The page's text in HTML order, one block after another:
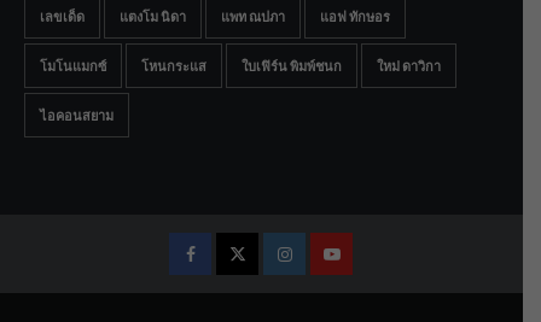
เลขเด็ด แตงโม นิดา แพท ณปภา แอฟ ทักษอร
โมโนแมกซ์ โหนกระแส ใบเฟิร์น พิมพ์ชนก ใหม่ ดาวิกา
ไอคอนสยาม
FacebookTwitterInstagramYoutube